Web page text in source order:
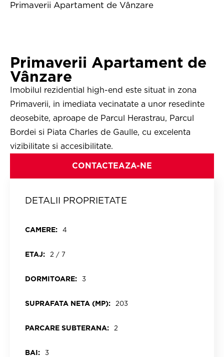
Primaverii Apartament de Vânzare
Primaverii Apartament de
Vânzare
Imobilul rezidential high-end este situat in zona
Primaverii, in imediata vecinatate a unor resedinte
deosebite, aproape de Parcul Herastrau, Parcul
Bordei si Piata Charles de Gaulle, cu excelenta
vizibilitate si accesibilitate.
CONTACTEAZA-NE
DETALII PROPRIETATE
CAMERE: 4
ETAJ: 2 / 7
DORMITOARE: 3
SUPRAFATA NETA (MP): 203
PARCARE SUBTERANA: 2
BAI: 3